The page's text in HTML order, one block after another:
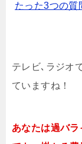
たった3つの質
テレビ､ラジオ
ていますね！
あなたは過バ